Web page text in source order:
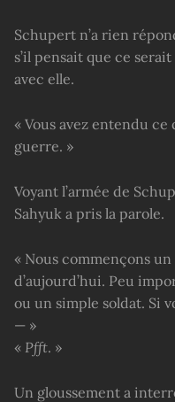
Schupert n’a rien
s’il pensait que ce
avec elle.
« Vous avez entendu ce
guerre. »
Voyant l’armée de
Sahyuk a pris la parole.
« Nous commençons
d’aujourd’hui. Peu
ou un simple soldat. Si
— »
« Pfft. »
Un gloussement a